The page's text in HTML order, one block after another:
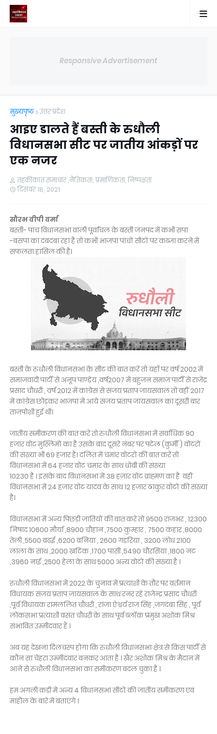
Responsive Advertisement
मुख्यपृष्ठ उत्तर प्रदेश
आइए डालते हैं बस्ती के रुधौली
विधानसभा सीट पर जातीय आंकड़ों पर
एक नजर
तहकीकात समाचार ,नैतिकता, प्रमाणिकता, निष्पक्षता
दिसंबर 18, 2021
सौरभ वीपी वर्मा
बस्ती- पांच विधानसभा वाली पूर्वांचल के बस्ती जनपद में कभी सपा
-बसपा का दबदबा रहा है तो कभी भाजपा पांचों सीटों पर कब्जा करने में
सफलता हासिल की है।
बस्ती के रुधौली विधानसभा के सीट की बात करें तो यहाँ पर वर्ष 2002 में
समाजवादी पार्टी से अनूप पाण्डेय ,वर्ष2007 में बहुजन समाज पार्टी से राजेंद्र
प्रसाद चौधरी , वर्ष 2012 में कांग्रेस से संजय प्रताप जायसवाल तो वहीं 2017
में कांग्रेस छोड़कर भाजपा में आये संजय प्रताप जायसवाल का दूसरी बार
ताजपोशी हुई थी।
जातीय समीकरण की बात करें तो रुधौली विधानसभा में सर्वाधिक 90
हजार वोट मुस्लिमों का है उसके बाद दूसरे नंबर पर पटेल (कुर्मी ) वोटरों
की संख्या भी 69 हजार है। दलित में चमार वोटरों की बात करें तो
विधानसभा में 64 हजार वोट चमार के साथ धोबी की संख्या
10230 है । इसके बाद विधानसभा में 38 हजार वोट ब्राह्मण का है वहीं
विधानसभा में 24 हजार वोट यादव के साथ 12 हजार ठाकुर वोटों की संख्या
है।
विधानसभा में अन्य पिछड़ी जातियों की बात करें तो 9500 राजभर , 12300
निषाद 10600 मौर्या ,8900 चौहान ,7500 कुम्हार , 7500 कंहार ,8000
तेली ,5500 बढई ,6200 बनिया , 2600 गड़रिया , 3200 लोध 2100
लाला के साथ ,2000 खटिक ,1700 पासी ,5490 चौरसिया ,1800 नट
,3960 नाई ,2500 हेला के साथ 5000 अन्य वोटों की संख्या है ।
रुधौली विधानसभा में 2022 के चुनाव में प्रत्याशी के तौर पर वर्तमान
विधायक संजय प्रताप जायसवाल के साथ रनर रहे राजेन्द्र प्रसाद चौधरी
,पूर्व विधायक रामललित चौधरी , राजा ऐश्वर्य राज सिंह ,जगदंबा सिंह , पूर्व
लोकसभा प्रत्याशी बसंत चौधरी के साथ पूर्व ब्लॉक प्रमुख अशोक मिश्र
संभावित उम्मीदवार हैं ।
अब यह देखना दिलचस्प होगा कि रुधौली विधानसभा क्षेत्र से किस पार्टी से
कौन सा चेहरा उम्मीदवार बनकर आता है । खैर अशोक मिश्र के मैदान में
आने से रुधौली विधानसभा का समीकरण बदल चुका है ।
हम अगली कड़ी में अन्य 4 विधानसभा सीटों की जातीय समीकरण एवं
माहौल के बारे में बताएंगे ।